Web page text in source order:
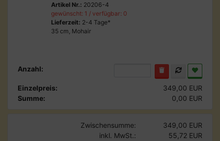
Artikel Nr.: 20206-4
gewünscht: 1 / verfügbar: 0
Lieferzeit: 2-4 Tage*
35 cm, Mohair
Anzahl:
Einzelpreis:
349,00 EUR
Summe:
0,00 EUR
Zwischensumme:
349,00 EUR
inkl. MwSt.:
55,72 EUR